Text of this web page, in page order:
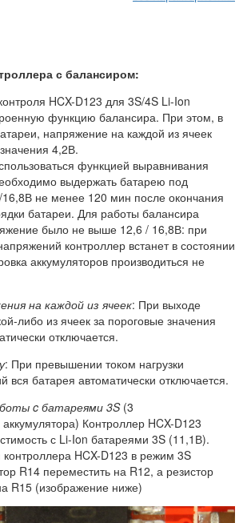
с балансиром:
HCX-D123 для 3S/4S Li-Ion
функцию балансира. При этом, в
напряжение на каждой из ячеек
4,2В.
функцией выравнивания
выдержать батарею под
не менее 120 мин после окончания
батареи. Для работы балансира
было не выше 12,6 / 16,8В: при
контроллер встанет в состоянии
аккумуляторов производиться не
на каждой из ячеек: При выходе
либо из ячеек за пороговые значения
отключается.
: При превышении током нагрузки
вся батарея автоматически отключается.
c батареями 3S(3
Контроллер HCX-D123
с Li-Ion батареями 3S (11,1В).
HCX-D123 в режим 3S
R14 переместить на R12, а резистор
R15 (изображение ниже)